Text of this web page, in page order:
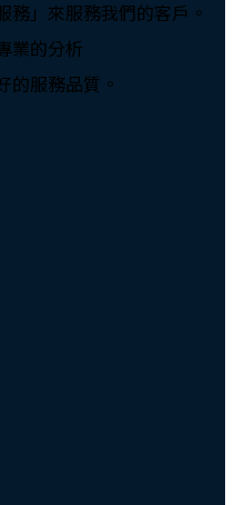
務」來服務我們的客戶。
業的分析
的服務品質。